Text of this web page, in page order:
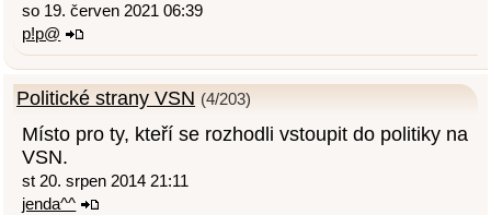
so 19. červen 2021 06:39
p!p@
Politické strany VSN (4/203)
Místo pro ty, kteří se rozhodli vstoupit do politiky na
VSN.
st 20. srpen 2014 21:11
jenda^^